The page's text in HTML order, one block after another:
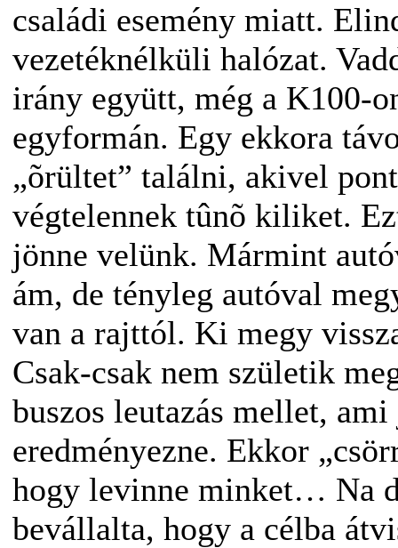
családi esemény miatt.
vezetéknélküli halózat.
irány együtt, még a K100-
egyformán. Egy ekkora
„õrültet” találni, akivel
végtelennek tûnõ kiliket.
jönne velünk. Mármint
ám, de tényleg autóval
van a rajttól. Ki megy
Csak-csak nem születik
buszos leutazás mellet,
eredményezne. Ekkor
hogy levinne minket… Na
bevállalta, hogy a célba